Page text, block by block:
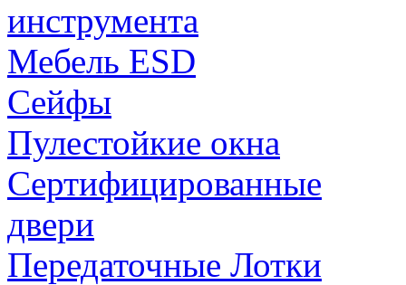
инструмента
Мебель ESD
Сейфы
Пулестойкие окна
Сертифицированные
двери
Передаточные Лотки